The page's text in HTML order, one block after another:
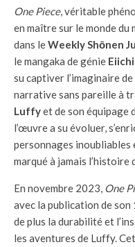
One Piece, véritable
en maître sur le monde du
dans leWeekly Shōnen
le mangaka de génie
su captiver l’imaginaire
narrative sans pareille à
Luffyet de son équipage
l’œuvre a su évoluer,
personnages inoubliables
marqué à jamais l’histoire
En novembre 2023, One
avec la publication de son
de plus la durabilité et
les aventures de Luffy.